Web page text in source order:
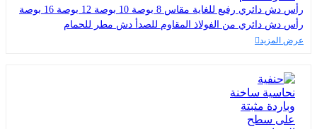
رأس دش دائري رفيع للغاية مقاس 8 بوصة 10 بوصة 12 بوصة 16 بوصة
رأس دش دائري من الفولاذ المقاوم للصدأ دش مطر للحمام
عرض المزيد